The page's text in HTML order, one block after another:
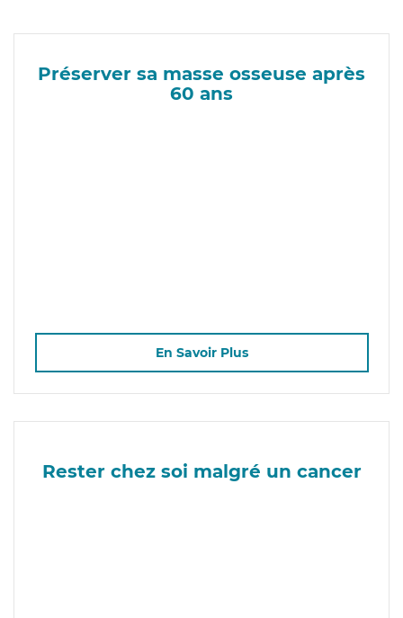
Préserver sa masse osseuse après
60 ans
En Savoir Plus
Rester chez soi malgré un cancer